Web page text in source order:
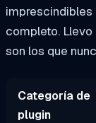
completo.
son los que
Categoría de
plugin